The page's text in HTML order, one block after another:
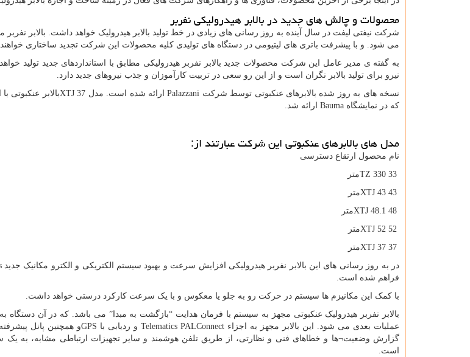
محصولات و چالش های جدید در بالابر هیدرولیکی نفربر
شرکت نیفتی لیفت در سال آینده به روز رسانی های زیادی در خط تولید بالابر هیدرولیک خواهد داشت. بالابر
می شود. و با پیشرفت باتری های لیتیومی در دستگاه های تولیدی کلیه محصولات این شرکت تجدید ساختاری
به گفته ی مدیر عامل این شرکت محصولات جدید بالابر نفربر هیدرولیکی مطابق با استانداردهای جدید تولید
نیرو برای تولید بالابر نگران است و از این رو سعی در تربیت کارآموزان و جذب نیروهای جدید دارد.
نسخه های به روز شده بالابرهای عنکبوتی توسط شرکت Palazzani ارائه شده است. مدل XTJ 37
که در نمایشگاه Bauma ارائه شد.
مدل های بالابرهای عنکبوتی این شرکت عبارتند از:
نام محصول ارتقاع دسترسی
TZ 330 33متر
XTJ 43 43متر
XTJ 48.1 48متر
XTJ 52 52متر
XTJ 37 37متر
در به روز رسانی های این بالابر نفربر هیدرولیکی افزایش سرعت و بهبود سیستم الکتریکی و الکترو مکانیک جدید
فراهم شده است.
با کمک این مکانیزم ها سیستم در حرکت رو به جلو یا معکوس و با یک سرعت کارکرد درستی خواهد داشت.
بالابر نفربر هیدرولیک عنکبوتی مجهز به سیستم با فرمان هدایت “بازگشت به مبدا” می باشد. که در آن دستگاه
عملیات بعدی می شود. این بالابر مجهز به اجزاء Telematics PALConnect و ردیابی با GPSو همچنین پانل
گزارش وضعیت¬ها و خطاهای فنی و نظارتی، از طریق تلفن هوشمند و سایر تجهیزات ارتباطی مشابه، به یک
است.